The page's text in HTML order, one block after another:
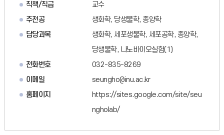
직책/직급
교수
주전공
생화학, 당생물학, 종양학
담당과목
생화학, 세포생물학, 세포공학, 종양학,
당생물학, 나노바이오실험(1)
전화번호
032-835-8269
이메일
seungho@inu.ac.kr
홈페이지
https://sites.google.com/site/seu
ngholab/